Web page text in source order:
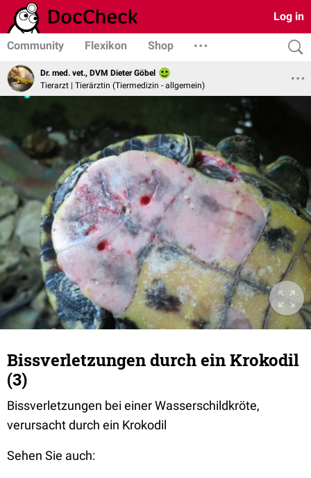
Log in
Community Flexikon Shop
Dr. med. vet., DVM Dieter Göbel
Tierarzt | Tierärztin (Tiermedizin - allgemein)
Bissverletzungen durch ein Krokodil
(3)
Bissverletzungen bei einer Wasserschildkröte,
verursacht durch ein Krokodil
Sehen Sie auch: